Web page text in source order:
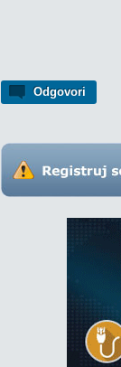
Odgovori